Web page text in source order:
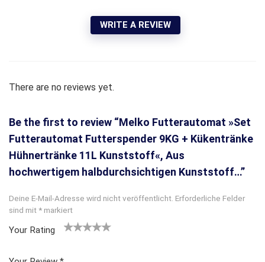
WRITE A REVIEW
There are no reviews yet.
Be the first to review “Melko Futterautomat »Set
Futterautomat Futterspender 9KG + Kükentränke
Hühnertränke 11L Kunststoff«, Aus
hochwertigem halbdurchsichtigen Kunststoff…”
Deine E-Mail-Adresse wird nicht veröffentlicht. Erforderliche Felder
sind mit * markiert
Your Rating